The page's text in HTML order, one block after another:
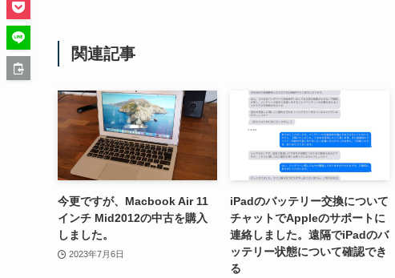
関連記事
今更ですが、Macbook Air 11
インチ Mid2012の中古を購入
しました。
2023年7月6日
iPadのバッテリー交換について
チャットでAppleのサポートに
連絡しました。遠隔でiPadのバ
ッテリー状態について確認でき
る